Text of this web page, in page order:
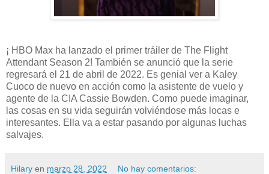
¡ HBO Max ha lanzado el primer tráiler de The Flight
Attendant Season 2! También se anunció que la serie
regresará el 21 de abril de 2022. Es genial ver a Kaley
Cuoco de nuevo en acción como la asistente de vuelo y
agente de la CIA Cassie Bowden. Como puede imaginar,
las cosas en su vida seguirán volviéndose más locas e
interesantes. Ella va a estar pasando por algunas luchas
salvajes.
Hilary en marzo 28, 2022 No hay comentarios: